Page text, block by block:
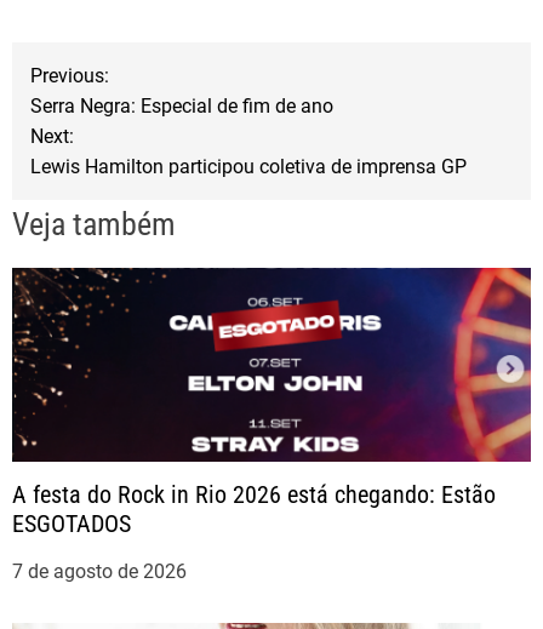
o
k
N
e
g
a
ç
ã
o
Previous:
Serra Negra: Especial de fim de ano
Next:
Lewis Hamilton participou coletiva de imprensa GP
Veja também
A festa do Rock in Rio 2026 está chegando: Estão
ESGOTADOS
7 de agosto de 2026